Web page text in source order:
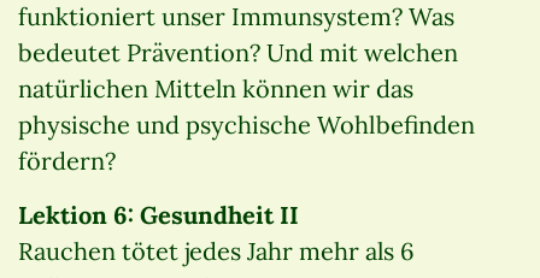
funktioniert unser Immunsystem? Was
bedeutet Prävention? Und mit welchen
natürlichen Mitteln können wir das
physische und psychische Wohlbefinden
fördern?
Lektion 6: Gesundheit II
Rauchen tötet jedes Jahr mehr als 6